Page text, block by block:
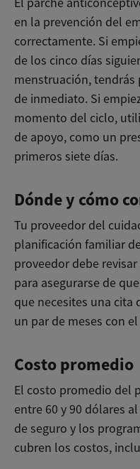
en la prevención del
correctamente. Si
de los cinco días
menstruación,
de inmediato. Si
momento del ciclo,
de apoyo, como un
primeros siete días.
Dónde y cómo
Tu proveedor del
planificación familiar
proveedor debe
para asegurarse de
que necesites una cita
un par de meses con
Costo promedio
El costo promedio del
entre 60 y 90 dólares
de seguro y los
cubren los costos,